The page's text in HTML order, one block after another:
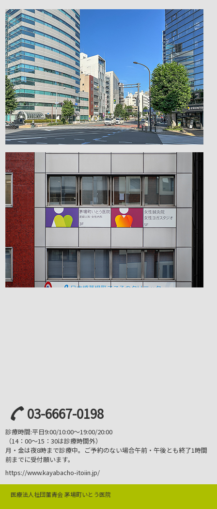
03-6667-0198
診療時間:平日9:00/10:00～19:00/20:00
（14：00～15：30は診療時間外）
月・金は夜8時まで診療中。ご予約のない場合午前・午後とも終了1時間
前までに受付願います。
https://www.kayabacho-itoiin.jp/
医療法人社団菫青会 茅場町いとう医院